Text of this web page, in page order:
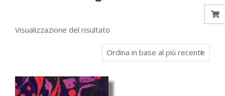
Visualizzazione del risultato